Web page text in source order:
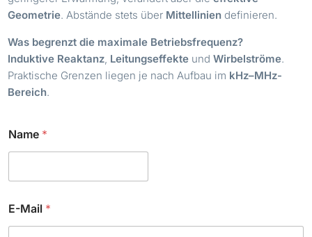
Geometrie. Abstände stets über Mittellinien definieren.
Was begrenzt die maximale Betriebsfrequenz?
Induktive Reaktanz Leitungseffekte undWirbelströme.
Praktische Grenzen liegen je nach Aufbau im kHz–MHz-
Bereich.
h
e
o
x
e
Name *
E-Mail *